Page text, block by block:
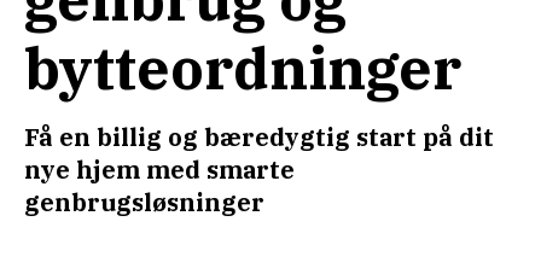
bytteordninger
Få en billig og bæredygtig start på dit
nye hjem med smarte
genbrugsløsninger